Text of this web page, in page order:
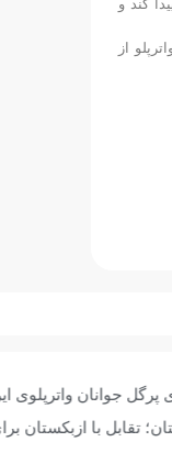
کند و
از
ایران برابر
برای عنوان